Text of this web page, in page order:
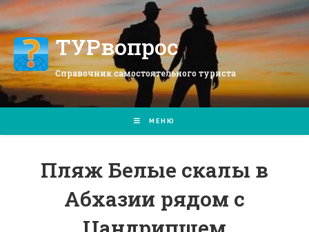
Перейти
к
содержимомуТУРвопрос
Справочник самостоятельного туриста
МЕНЮ
Пляж Белые скалы в
Абхазии рядом с